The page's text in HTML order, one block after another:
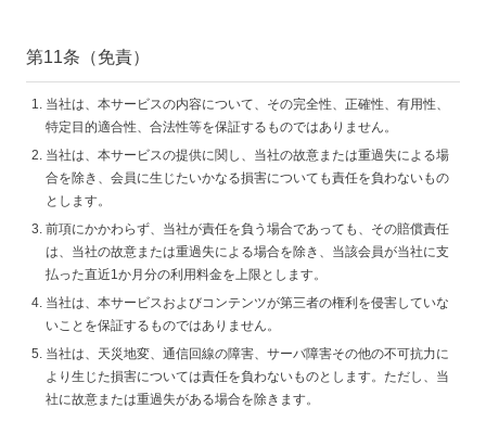
第11条（免責）
当社は、本サービスの内容について、その完全性、正確性、有用性、
特定目的適合性、合法性等を保証するものではありません。
当社は、本サービスの提供に関し、当社の故意または重過失による場
合を除き、会員に生じたいかなる損害についても責任を負わないもの
とします。
前項にかかわらず、当社が責任を負う場合であっても、その賠償責任
は、当社の故意または重過失による場合を除き、当該会員が当社に支
払った直近1か月分の利用料金を上限とします。
当社は、本サービスおよびコンテンツが第三者の権利を侵害していな
いことを保証するものではありません。
当社は、天災地変、通信回線の障害、サーバ障害その他の不可抗力に
より生じた損害については責任を負わないものとします。ただし、当
社に故意または重過失がある場合を除きます。